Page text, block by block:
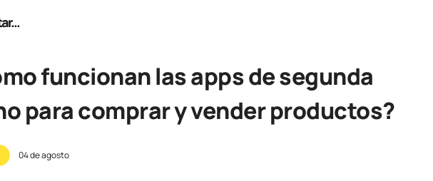
funcionan las apps de segunda
para comprar y vender productos?
04 de agosto